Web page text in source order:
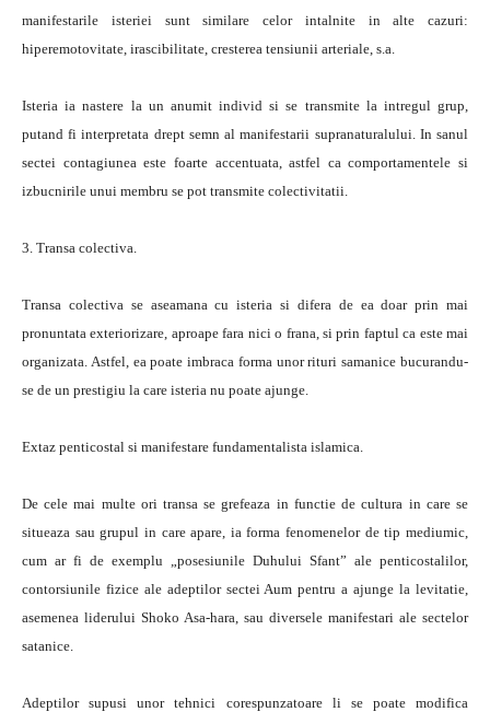
manifestarile isteriei sunt similare celor intalnite in alte cazuri:
hiperemotovitate, irascibilitate, cresterea tensiunii arteriale, s.a.
Isteria ia nastere la un anumit individ si se transmite la intregul grup,
putand fi interpretata drept semn al manifestarii supranaturalului. In sanul
sectei contagiunea este foarte accentuata, astfel ca comportamentele si
izbucnirile unui membru se pot transmite colectivitatii.
3. Transa colectiva.
Transa colectiva se aseamana cu isteria si difera de ea doar prin mai
pronuntata exteriorizare, aproape fara nici o frana, si prin faptul ca este mai
organizata. Astfel, ea poate imbraca forma unor rituri samanice bucurandu-
se de un prestigiu la care isteria nu poate ajunge.
Extaz penticostal si manifestare fundamentalista islamica.
De cele mai multe ori transa se grefeaza in functie de cultura in care se
situeaza sau grupul in care apare, ia forma fenomenelor de tip mediumic,
cum ar fi de exemplu „posesiunile Duhului Sfant” ale penticostalilor,
contorsiunile fizice ale adeptilor sectei Aum pentru a ajunge la levitatie,
asemenea liderului Shoko Asa-hara, sau diversele manifestari ale sectelor
satanice.
Adeptilor supusi unor tehnici corespunzatoare li se poate modifica